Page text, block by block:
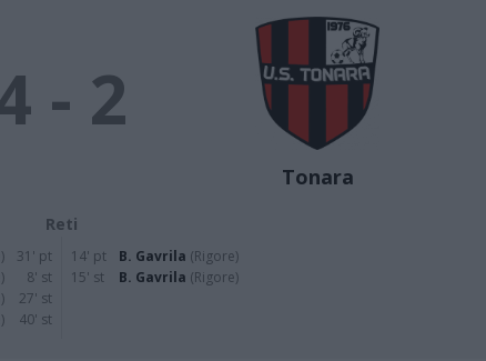
- 2
Tonara
Reti
31' pt
8' st
27' st
40' st
14' pt B. Gavrila (Rigore)
15' st
B. Gavrila (Rigore)